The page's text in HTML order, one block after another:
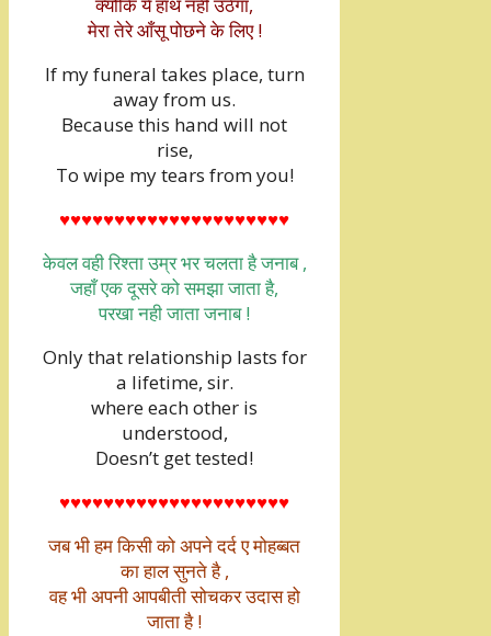
क्योकि ये हाथ नही उठेगा,
मेरा तेरे आँसू पोछने के लिए !
If my funeral takes place, turn
away from us.
Because this hand will not
rise,
To wipe my tears from you!
♥♥♥♥♥♥♥♥♥♥♥♥♥♥♥♥♥♥♥♥♥
केवल वही रिश्ता उम्र भर चलता है जनाब ,
जहाँ एक दूसरे को समझा जाता है,
परखा नही जाता जनाब !
Only that relationship lasts for
a lifetime, sir.
where each other is
understood,
Doesn’t get tested!
♥♥♥♥♥♥♥♥♥♥♥♥♥♥♥♥♥♥♥♥♥
जब भी हम किसी को अपने दर्द ए मोहब्बत
का हाल सुनते है ,
वह भी अपनी आपबीती सोचकर उदास हो
जाता है !